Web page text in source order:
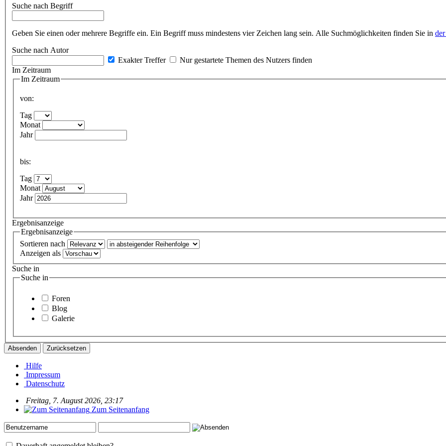
Suche nach Begriff
Geben Sie einen oder mehrere Begriffe ein. Ein Begriff muss mindestens vier Zeichen lang sein. Alle Suchmöglichkeiten finden Sie in
Suche nach Autor
Exakter Treffer
Nur gestartete Themen des Nutzers finden
Im Zeitraum
Im Zeitraum
von:
Tag
Monat
Jahr
bis:
Tag
Monat
Jahr
Ergebnisanzeige
Ergebnisanzeige
Sortieren nach
Anzeigen als
Suche in
Suche in
Foren
Blog
Galerie
Hilfe
Impressum
Datenschutz
Freitag, 7. August 2026, 23:17
Zum Seitenanfang